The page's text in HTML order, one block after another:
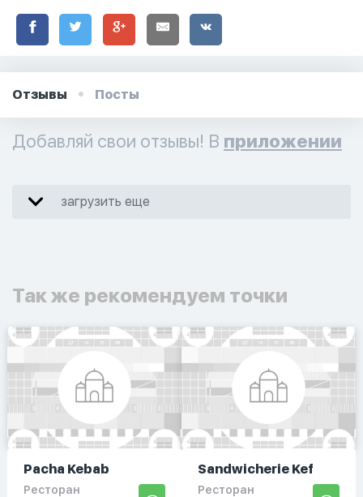
Отзывы Посты
Добавляй свои отзывы! В приложении
загрузить еще
Так же рекомендуем точки
Pacha Kebab
Ресторан
Sandwicherie Kef
Ресторан